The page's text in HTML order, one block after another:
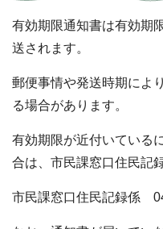
有効期限通知書は有効期
送されます。
郵便事情や発送時期によ
る場合があります。
有効期限が近付いている
合は、市民課窓口住民記
市民課窓口住民記録係